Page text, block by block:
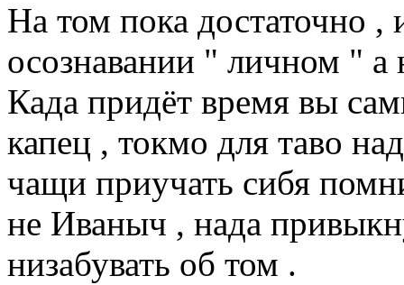
На том пока достаточно ,
осознавании " личном "
Када придёт время вы
капец , токмо для таво
чащи приучать сибя
не Иваныч , нада
низабувать об том .